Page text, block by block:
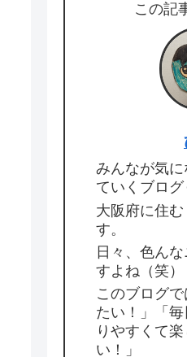
この記
みんなが気
ていくブロ
大阪府に住
す。
日々、色ん
すよね（笑）
このブログ
たい！」「
りやすくて
い！」